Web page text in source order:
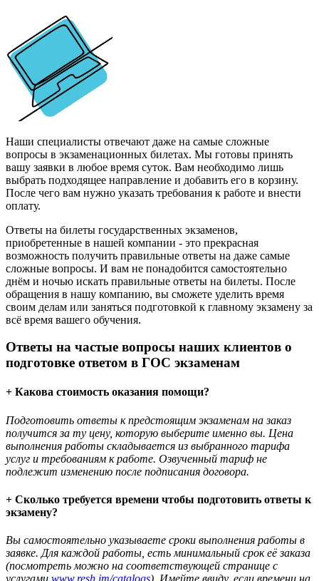
Наши специалисты отвечают даже на самые сложные
вопросы в экзаменационных билетах. Мы готовы принять
вашу заявки в любое время суток. Вам необходимо лишь
выбрать подходящее направление и добавить его в корзину.
После чего вам нужно указать требования к работе и внести
оплату.
Ответы на билеты государственных экзаменов,
приобретенные в нашей компании - это прекрасная
возможность получить правильные ответы на даже самые
сложные вопросы. И вам не понадобится самостоятельно
днём и ночью искать правильные ответы на билеты. После
обращения в нашу компанию, вы сможете уделить время
своим делам или заняться подготовкой к главному экзамену за
всё время вашего обучения.
Ответы на частые вопросы наших клиентов о
подготовке ответом в ГОС экзаменам
+ Какова стоимость оказания помощи?
Подготовить ответы к предстоящим экзаменам на заказ
получится за ту цену, которую выберите именно вы. Цена
выполнения работы складывается из выбранного тарифа
услуг и требованиям к работе. Озвученный тариф не
подлежит изменению после подписания договора.
+ Сколько требуется времени чтобы подготовить ответы к
экзамену?
Вы самостоятельно указываете сроки выполнения работы в
заявке. Для каждой работы, есть минимальный срок её заказа
(посмотреть можно на соответствующей странице с